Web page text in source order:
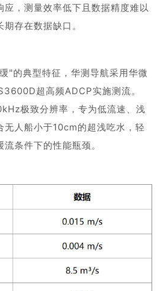
应，测量效率低下且数据精度难以
存在数据缺口。
"的典型特征，华测导航采用华微
超高频ADCP实施测流。
极致分辨率，专为低流速、浅
无人船小于10cm的超浅吃水，轻
条件下的性能瓶颈。